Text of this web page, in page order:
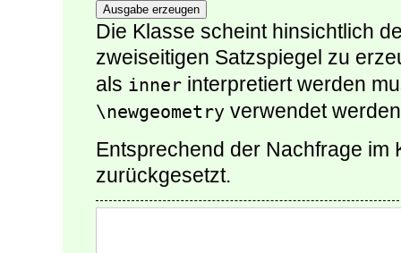
Ausgabe erzeugen
Die Klasse scheint hinsichtlich
zweiseitigen Satzspiegel zu
als inner interpretiert werden
\newgeometry verwendet
Entsprechend der Nachfrage im
zurückgesetzt.